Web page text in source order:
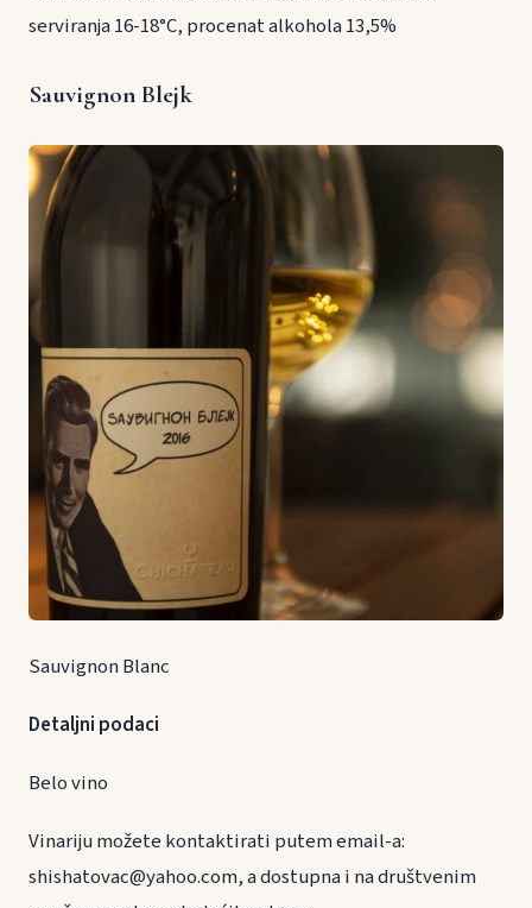
serviranja 16-18°C, procenat alkohola 13,5%
Sauvignon Blejk
Sauvignon Blanc
Detaljni podaci
Belo vino
Vinariju možete kontaktirati putem email-a:
shishatovac@yahoo.com, a dostupna i na društvenim